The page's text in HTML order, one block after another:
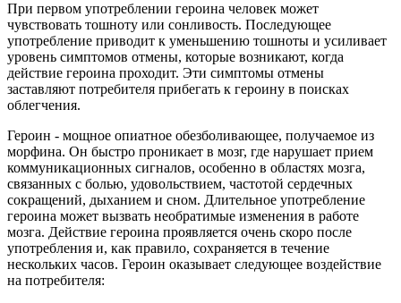
При первом употреблении героина человек может
чувствовать тошноту или сонливость. Последующее
употребление приводит к уменьшению тошноты и усиливает
уровень симптомов отмены, которые возникают, когда
действие героина проходит. Эти симптомы отмены
заставляют потребителя прибегать к героину в поисках
облегчения.
Героин - мощное опиатное обезболивающее, получаемое из
морфина. Он быстро проникает в мозг, где нарушает прием
коммуникационных сигналов, особенно в областях мозга,
связанных с болью, удовольствием, частотой сердечных
сокращений, дыханием и сном. Длительное употребление
героина может вызвать необратимые изменения в работе
мозга. Действие героина проявляется очень скоро после
употребления и, как правило, сохраняется в течение
нескольких часов. Героин оказывает следующее воздействие
на потребителя: